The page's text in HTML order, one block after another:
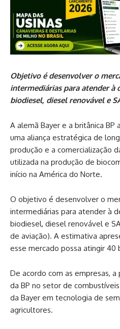
Objetivo é desenvolver o
intermediárias para atender à
biodiesel, diesel renovável e
A alemã Bayer e a britânica BP
uma aliança estratégica de
produção e a comercialização
utilizada na produção de
início na América do Norte.
O objetivo é desenvolver o
intermediárias para atender à
biodiesel, diesel renovável e
de aviação). A estimativa
esse mercado possa atingir
De acordo com as empresas, a
da BP no setor de
da Bayer em tecnologia de
agricultores.